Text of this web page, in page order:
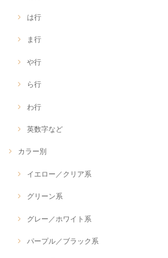
は行
ま行
や行
ら行
わ行
英数字など
カラー別
イエロー／クリア系
グリーン系
グレー／ホワイト系
パープル／ブラック系